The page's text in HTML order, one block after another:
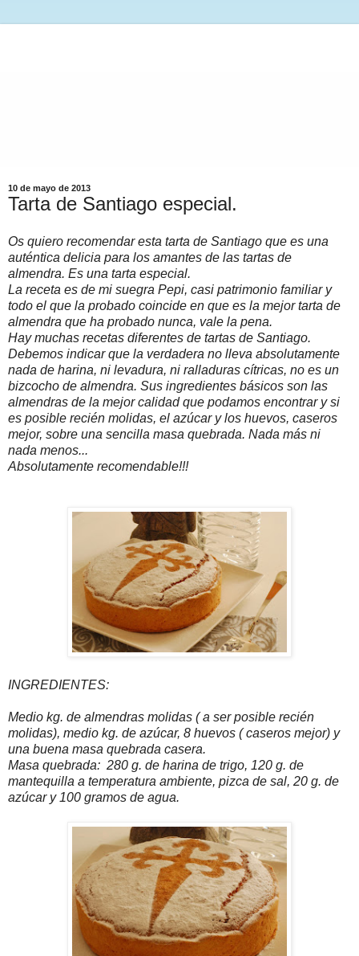
10 de mayo de 2013
Tarta de Santiago especial.
Os quiero recomendar esta tarta de Santiago que es una
auténtica delicia para los amantes de las tartas de
almendra. Es una tarta especial.
La receta es de mi suegra Pepi, casi patrimonio familiar y
todo el que la probado coincide en que es la mejor tarta de
almendra que ha probado nunca, vale la pena.
Hay muchas recetas diferentes de tartas de Santiago.
Debemos indicar que la verdadera no lleva absolutamente
nada de harina, ni levadura, ni ralladuras cítricas, no es un
bizcocho de almendra. Sus ingredientes básicos son las
almendras de la mejor calidad que podamos encontrar y si
es posible recién molidas, el azúcar y los huevos, caseros
mejor, sobre una sencilla masa quebrada. Nada más ni
nada menos...
Absolutamente recomendable!!!
INGREDIENTES:
Medio kg. de almendras molidas ( a ser posible recién
molidas), medio kg. de azúcar, 8 huevos ( caseros mejor) y
una buena masa quebrada casera.
Masa quebrada: 280 g. de harina de trigo, 120 g. de
mantequilla a temperatura ambiente, pizca de sal, 20 g. de
azúcar y 100 gramos de agua.